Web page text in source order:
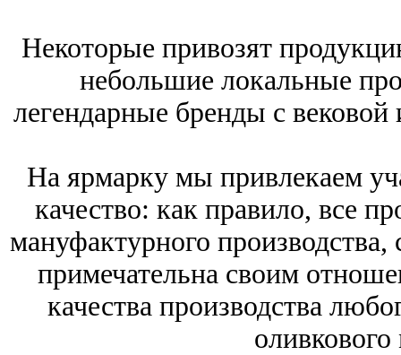
Некоторые привозят
небольшие локальные
легендарные бренды с
На ярмарку мы привлекаем
качество: как правило, все
мануфактурного
примечательна своим
качества производства